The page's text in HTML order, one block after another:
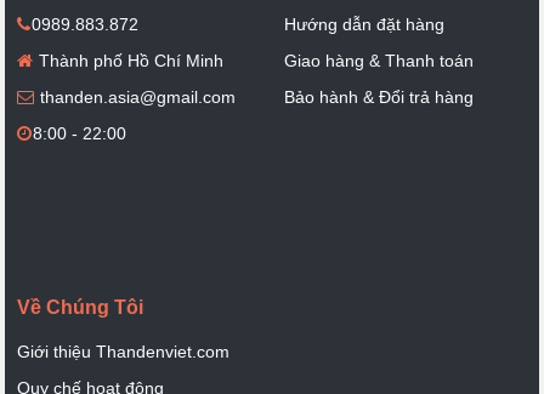
0989.883.872
Thành phố Hồ Chí Minh
thanden.asia@gmail.com
8:00 - 22:00
Hướng dẫn đặt hàng
Giao hàng & Thanh toán
Bảo hành & Đổi trả hàng
Về Chúng Tôi
Giới thiệu Thandenviet.com
Quy chế hoạt động